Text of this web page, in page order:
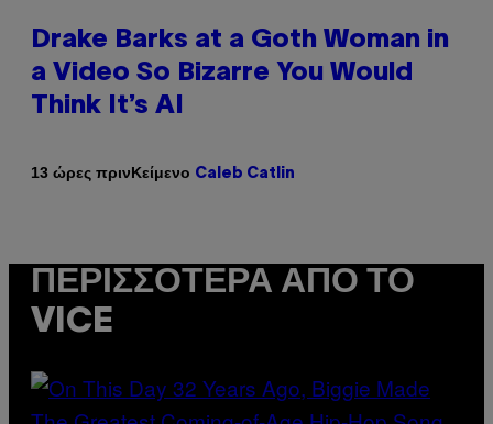
Drake Barks at a Goth Woman in
a Video So Bizarre You Would
Think It’s AI
13 ώρες πρινΚείμενο Caleb Catlin
ΠΕΡΙΣΣΌΤΕΡΑ ΑΠΌ ΤΟ
VICE